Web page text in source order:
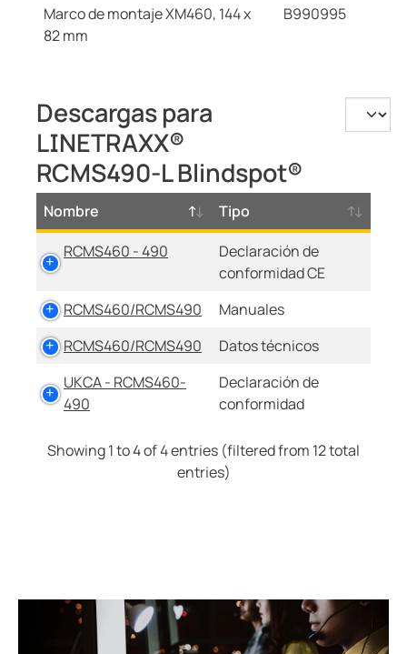
Marco de montaje XM460, 144 x
82 mm
B990995
Descargas para
LINETRAXX®
RCMS490-L Blindspot®
Nombre
Tipo
RCMS460 - 490
Declaración de
conformidad CE
RCMS460/RCMS490
Manuales
RCMS460/RCMS490
Datos técnicos
UKCA - RCMS460-
490
Declaración de
conformidad
Showing 1 to 4 of 4 entries (filtered from 12 total
entries)